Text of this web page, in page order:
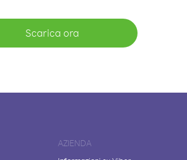
Scarica ora
AZIENDA